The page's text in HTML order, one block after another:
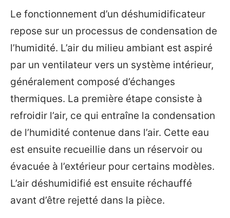
Le fonctionnement d’un déshumidificateur
repose sur un processus de condensation de
l’humidité. L’air du milieu ambiant est aspiré
par un ventilateur vers un système intérieur,
généralement composé d’échanges
thermiques. La première étape consiste à
refroidir l’air, ce qui entraîne la condensation
de l’humidité contenue dans l’air. Cette eau
est ensuite recueillie dans un réservoir ou
évacuée à l’extérieur pour certains modèles.
L’air déshumidifié est ensuite réchauffé
avant d’être rejetté dans la pièce.